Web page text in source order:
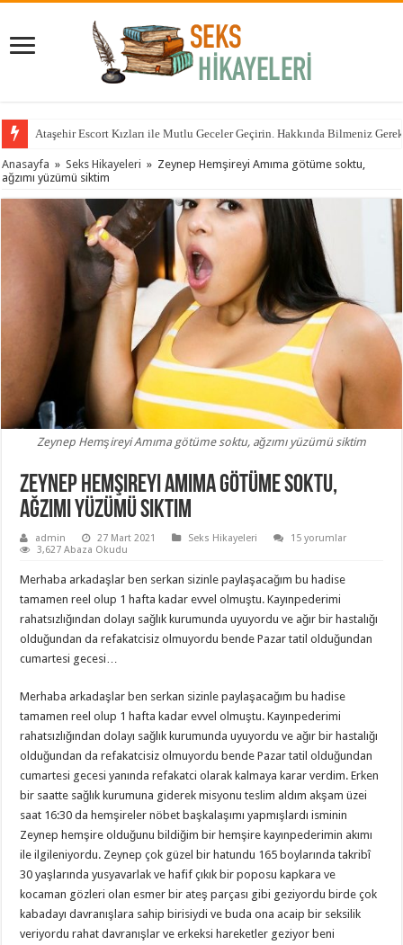
Ataşehir Escort Kızları ile Mutlu Geceler Geçirin. Hakkında Bilmeniz
Anasayfa » Seks Hikayeleri » Zeynep Hemşireyi Amıma götüme soktu,
ağzımı yüzümü siktim
Zeynep Hemşireyi Amıma götüme soktu, ağzımı yüzümü siktim
Zeynep Hemşireyi Amıma götüme soktu,
ağzımı yüzümü siktim
admin 27 Mart 2021 Seks Hikayeleri
15 yorumlar
3,627 Abaza Okudu
Merhaba arkadaşlar ben serkan sizinle paylaşacağım bu hadise
tamamen reel olup 1 hafta kadar evvel olmuştu. Kayınpederimi
rahatsızlığından dolayı sağlık kurumunda uyuyordu ve ağır bir hastalığı
olduğundan da refakatcisiz olmuyordu bende Pazar tatil olduğundan
cumartesi gecesi…
Merhaba arkadaşlar ben serkan sizinle paylaşacağım bu hadise
tamamen reel olup 1 hafta kadar evvel olmuştu. Kayınpederimi
rahatsızlığından dolayı sağlık kurumunda uyuyordu ve ağır bir hastalığı
olduğundan da refakatcisiz olmuyordu bende Pazar tatil olduğundan
cumartesi gecesi yanında refakatci olarak kalmaya karar verdim. Erken
bir saatte sağlık kurumuna giderek misyonu teslim aldım akşam üzei
saat 16:30 da hemşireler nöbet başkalaşımı yapmışlardı isminin
Zeynep hemşire olduğunu bildiğim bir hemşire kayınpederimin akımı
ile ilgileniyordu. Zeynep çok güzel bir hatundu 165 boylarında takribî
30 yaşlarında yusyavarlak ve hafif çıkık bir poposu kapkara ve
kocaman gözleri olan esmer bir ateş parçası gibi geziyordu birde çok
kabadayı davranışlara sahip birisiydi ve buda ona acaip bir seksilik
veriyordu rahat davranışlar ve erkeksi hareketler geziyor beni